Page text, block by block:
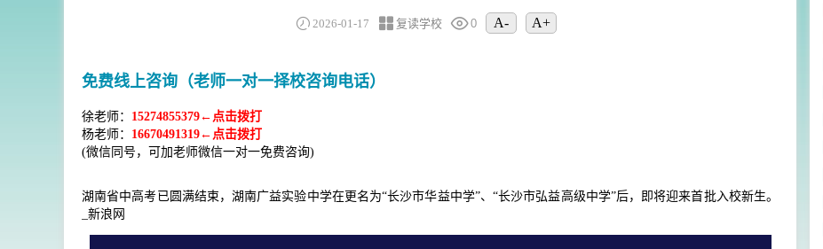
2026-01-17 复读学校 0 A- A+
免费线上咨询（老师一对一择校咨询电话）
徐老师： 15274855379←点击拨打
杨老师： 16670491319←点击拨打
(微信同号，可加老师微信一对一免费咨询)
湖南省中高考已圆满结束，湖南广益实验中学在更名为“长沙市华益中学”、“长沙市弘益高级中学”后，即将迎来首批入校新生。
_新浪网